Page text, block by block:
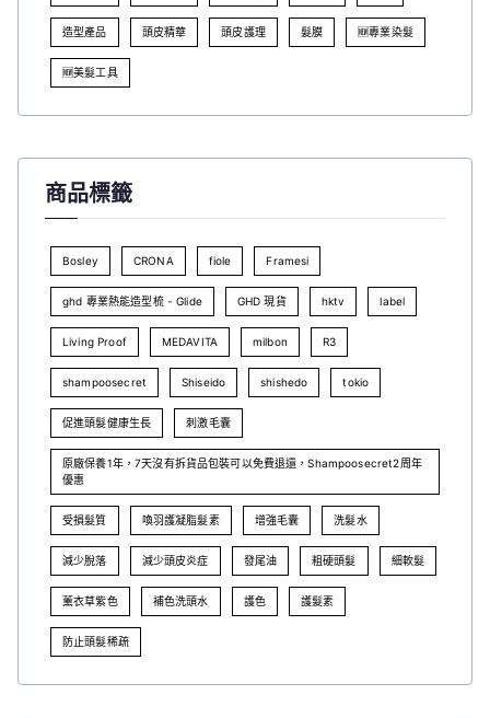
造型產品 頭皮精華 頭皮護理 髮膜 🆕專業染髮
🆕美髮工具
商品標籤
Bosley CRONA fiole Framesi
ghd 專業熱能造型梳 - Glide GHD 現貨 hktv label
Living Proof MEDAVITA milbon R3
shampoosecret Shiseido shishedo tokio
促進頭髮健康生長 刺激毛囊
原廠保養1年，7天沒有拆貨品包裝可以免費退還，Shampoosecret2周年
優惠
受損髮質 喚羽護凝脂髮素 增強毛囊 洗髮水
減少脫落 減少頭皮炎症 發尾油 粗硬頭髮 細軟髮
薰衣草紫色 補色洗頭水 護色 護髮素
防止頭髮稀疏